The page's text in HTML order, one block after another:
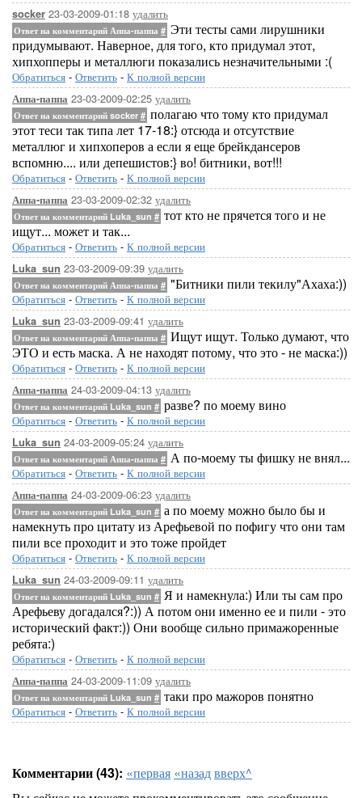
socker 23-03-2009-01:18 удалить
Ответ на комментарий Аппа-паппа # Эти тесты сами лирушники
придумывают. Наверное, для того, кто придумал этот,
хипхопперы и металлюги показались незначительными :(
Обратиться - Ответить - К полной версии
Аппа-паппа 23-03-2009-02:25 удалить
Ответ на комментарий socker # полагаю что тому кто придумал
этот теси так типа лет 17-18:} отсюда и отсутствие
металлюг и хипхоперов а если я еще брейкдансеров
вспомню.... или депешистов:} во! битники, вот!!!
Обратиться - Ответить - К полной версии
Аппа-паппа 23-03-2009-02:32 удалить
Ответ на комментарий Luka_sun # тот кто не прячется того и не
ищут... может и так...
Обратиться - Ответить - К полной версии
Luka_sun 23-03-2009-09:39 удалить
Ответ на комментарий Аппа-паппа # "Битники пили текилу"Ахаха:))
Обратиться - Ответить - К полной версии
Luka_sun 23-03-2009-09:41 удалить
Ответ на комментарий Аппа-паппа # Ищут ищут. Только думают, что
ЭТО и есть маска. А не находят потому, что это - не маска:))
Обратиться - Ответить - К полной версии
Аппа-паппа 24-03-2009-04:13 удалить
Ответ на комментарий Luka_sun # разве? по моему вино
Обратиться - Ответить - К полной версии
Luka_sun 24-03-2009-05:24 удалить
Ответ на комментарий Аппа-паппа # А по-моему ты фишку не внял...
Обратиться - Ответить - К полной версии
Аппа-паппа 24-03-2009-06:23 удалить
Ответ на комментарий Luka_sun # а по моему можно было бы и
намекнуть про цитату из Арефьевой по пофигу что они там
пили все проходит и это тоже пройдет
Обратиться - Ответить - К полной версии
Luka_sun 24-03-2009-09:11 удалить
Ответ на комментарий Luka_sun # Я и намекнула:) Или ты сам про
Арефьеву догадался?:)) А потом они именно ее и пили - это
исторический факт:)) Они вообще сильно примажоренные
ребята:)
Обратиться - Ответить - К полной версии
Аппа-паппа 24-03-2009-11:09 удалить
Ответ на комментарий Luka_sun # таки про мажоров понятно
Обратиться - Ответить - К полной версии
Комментарии (43): «первая «назадвверх^